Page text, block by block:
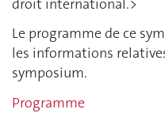
droit international.>
Le programme de ce
les informations
symposium.
Programme